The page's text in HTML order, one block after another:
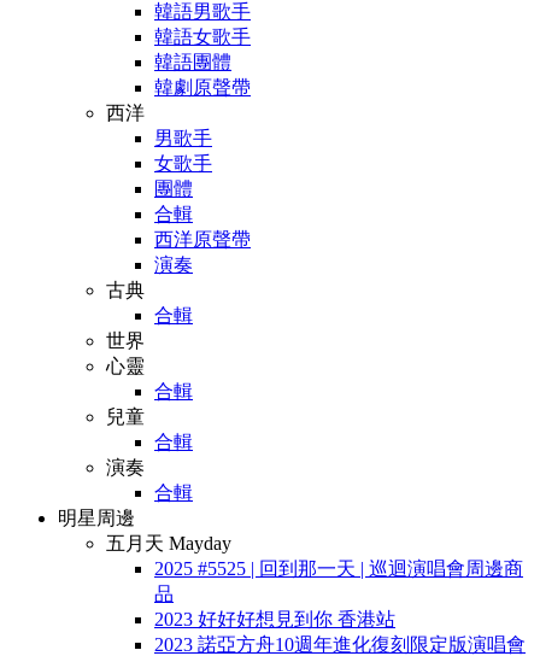
韓語男歌手
韓語女歌手
韓語團體
韓劇原聲帶
西洋
男歌手
女歌手
團體
合輯
西洋原聲帶
演奏
古典
合輯
世界
心靈
合輯
兒童
合輯
演奏
合輯
明星周邊
五月天 Mayday
2025 #5525 | 回到那一天 | 巡迴演唱會周邊商
品
2023 好好好想見到你 香港站
2023 諾亞方舟10週年進化復刻限定版演唱會